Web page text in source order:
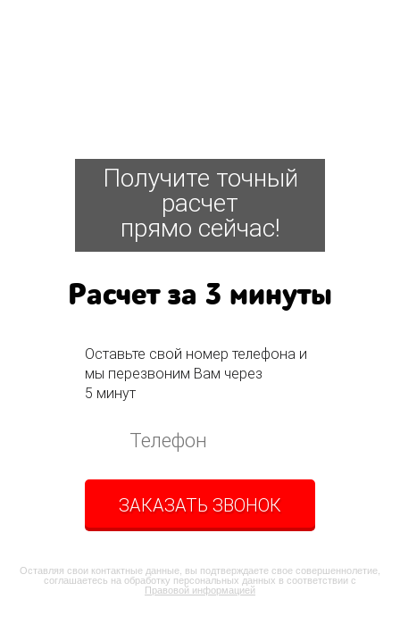
Получите точный
расчет
прямо сейчас!
Расчет за 3 минуты
Оставьте свой номер телефона и
мы перезвоним Вам через
5 минут
ЗАКАЗАТЬ ЗВОНОК
Оставляя свои контактные данные, вы подтверждаете свое совершеннолетие,
соглашаетесь на обработку персональных данных в соответствии с
Правовой информацией